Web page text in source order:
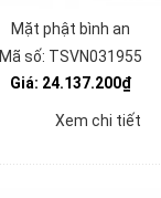
Mặt phật bình an
Mã số: TSVN031955
Giá: 24.137.200₫
Xem chi tiết